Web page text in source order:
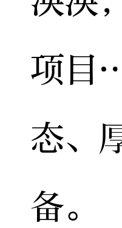
项目
态、
备。